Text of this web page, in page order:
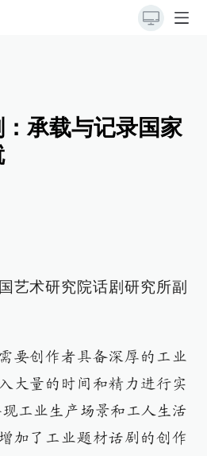
承载与记录国家
艺术研究院话剧研究所副
要创作者具备深厚的工业
大量的时间和精力进行实
工业生产场景和工人生活
加了工业题材话剧的创作